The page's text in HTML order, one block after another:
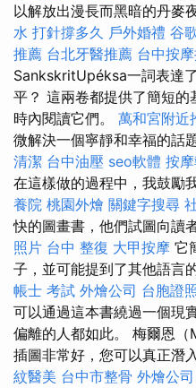
以解放出漫長而黑暗的丹麥
水 打針撐多久 戶外婚禮 谷
推薦 台北牙醫推薦 台中按
SankskritUpéksa一詞表達
平？ 這兩卷都提供了簡短
時內閱讀它們。 萬和宮附近
微解決一個寧靜和幸福的話
清潔 台中油壓 seo軟體 按
在這樣做的過程中，我鼓勵
養院 桃園外燴 關鍵字搜尋
快的圖畫書，他們試圖向讀
照片 台中 整復 大甲按摩 它
子，並可能提到了其他語言
帳士 考試 外燴公司 台胞證
可以通過這本書繞過一個現
偏離的人都如此。 梅爾恩（
插圖非常好，您可以真正潛
紋醫美 台中市整骨 外燴公司